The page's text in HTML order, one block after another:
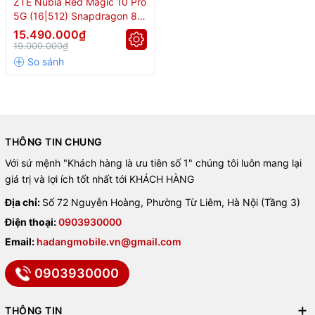
5G (16|512) Snapdragon 8
Elite
15.490.000₫
19.000.000₫
THÔNG TIN CHUNG
Với sứ mệnh "Khách hàng là ưu tiên số 1" chúng tôi luôn mang lại
giá trị và lợi ích tốt nhất tới KHÁCH HÀNG
Địa chỉ: Số 72 Nguyễn Hoàng, Phường Từ Liêm, Hà Nội (Tầng 3)
Điện thoại:0903930000
Email: hadangmobile.vn@gmail.com
0903930000
THÔNG TIN